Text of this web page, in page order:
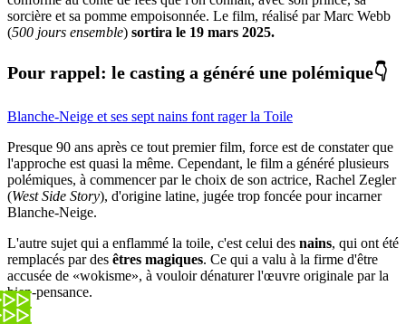
sorcière et sa pomme empoisonnée. Le film, réalisé par Marc Webb
(500 jours ensemble) sortira le 19 mars 2025.
Pour rappel: le casting a généré une polémique👇
Blanche-Neige et ses sept nains font rager la Toile
Presque 90 ans après ce tout premier film, force est de constater que
l'approche est quasi la même. Cependant, le film a généré plusieurs
polémiques, à commencer par le choix de son actrice, Rachel Zegler
(West Side Story), d'origine latine, jugée trop foncée pour incarner
Blanche-Neige.
L'autre sujet qui a enflammé la toile, c'est celui des nains, qui ont été
remplacés par des êtres magiques. Ce qui a valu à la firme d'être
accusée de «wokisme», à vouloir dénaturer l'œuvre originale par la
bien-pensance.